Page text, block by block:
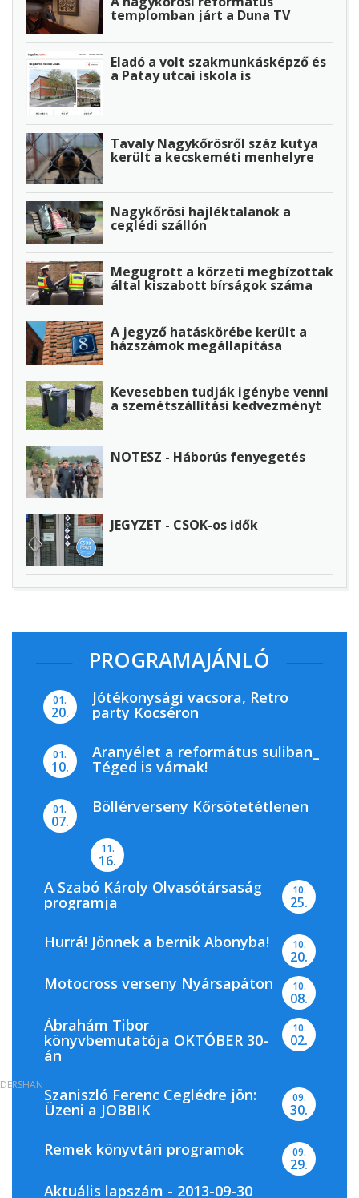
templomban járt a Duna TV
Eladó a volt szakmunkásképző és
a Patay utcai iskola is
Tavaly Nagykőrösről száz kutya
került a kecskeméti menhelyre
Nagykőrösi hajléktalanok a
ceglédi szállón
Megugrott a körzeti megbízottak
által kiszabott bírságok száma
A jegyző hatáskörébe került a
házszámok megállapítása
Kevesebben tudják igénybe venni
a szemétszállítási kedvezményt
NOTESZ - Háborús fenyegetés
JEGYZET - CSOK-os idők
PROGRAMAJÁNLÓ
01.
20.
Jótékonysági vacsora, Retro
party Kocséron
01.
10.
Aranyélet a református suliban_
Téged is várnak!
01.
07.
Böllérverseny Kőrsötetétlenen
11.
16.
A Szabó Károly Olvasótársaság
programja
10.
25.
Hurrá! Jönnek a bernik Abonyba! 10.
20.
Motocross verseny Nyársapáton 10.
08.
Ábrahám Tibor
könyvbemutatója OKTÓBER 30-
án
10.
02.
Szaniszló Ferenc Ceglédre jön:
Üzeni a JOBBIK
09.
30.
Remek könyvtári programok 09.
29.
Aktuális lapszám - 2013-09-30
DERSHAN